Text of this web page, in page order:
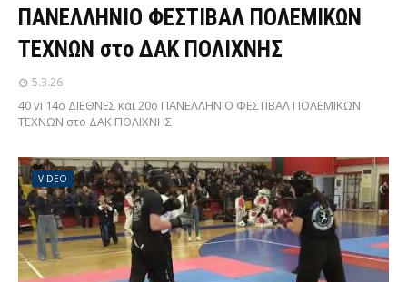
ΠΑΝΕΛΛΗΝΙΟ ΦΕΣΤΙΒΑΛ ΠΟΛΕΜΙΚΩΝ
ΤΕΧΝΩΝ στο ΔΑΚ ΠΟΛΙΧΝΗΣ
5.3.26
40 vi 14ο ΔΙΕΘΝΕΣ και 20ο ΠΑΝΕΛΛΗΝΙΟ ΦΕΣΤΙΒΑΛ ΠΟΛΕΜΙΚΩΝ
ΤΕΧΝΩΝ στο ΔΑΚ ΠΟΛΙΧΝΗΣ
VIDEO